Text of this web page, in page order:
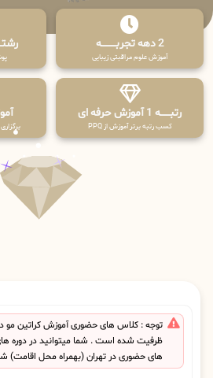
2 دهه تجربـــــــــه
آموزش علوم مراقبتی زیبایی
رتبــــــه 1 آموزش حرفه ای
کسب رتبه برتر آموزش از PPQ
توجه : کلاس های حضوری آموزش کراتین مو
ظرفیت شده است . شما میتوانید در دوره
های حضوری در تهران (بهمراه محل اقامت)